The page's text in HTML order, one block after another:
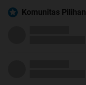
Komunitas Pilihan